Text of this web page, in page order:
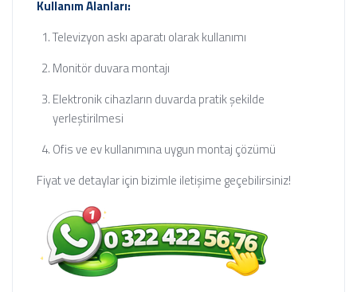
Kullanım Alanları:
Televizyon askı aparatı olarak kullanımı
Monitör duvara montajı
Elektronik cihazların duvarda pratik şekilde
yerleştirilmesi
Ofis ve ev kullanımına uygun montaj çözümü
Fiyat ve detaylar için bizimle iletişime geçebilirsiniz!